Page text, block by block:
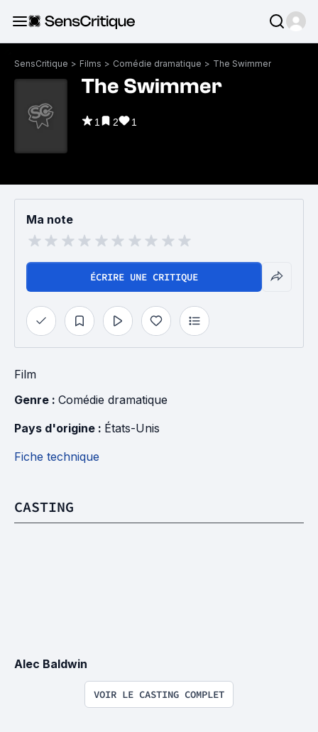
SensCritique > Films > Comédie dramatique > The Swimmer
The Swimmer
1 2 1
Ma note
ÉCRIRE UNE CRITIQUE
Film
Genre : Comédie dramatique
Pays d'origine : États-Unis
Fiche technique
CASTING
Alec Baldwin
VOIR LE CASTING COMPLET